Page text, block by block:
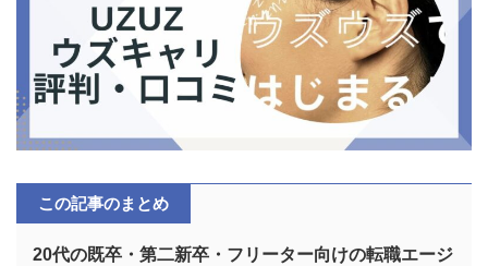
この記事のまとめ
20代の既卒・第二新卒・フリーター向けの転職エージ